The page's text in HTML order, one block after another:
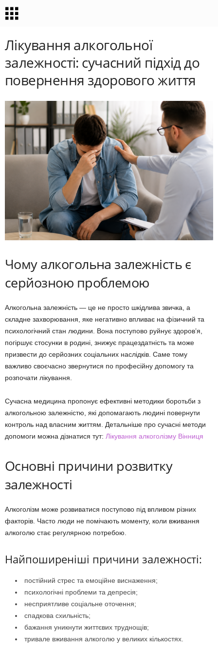
Лікування алкогольної
залежності: сучасний підхід до
повернення здорового життя
Чому алкогольна залежність є
серйозною проблемою
Алкогольна залежність — це не просто шкідлива звичка, а
складне захворювання, яке негативно впливає на фізичний та
психологічний стан людини. Вона поступово руйнує здоров’я,
погіршує стосунки в родині, знижує працездатність та може
призвести до серйозних соціальних наслідків. Саме тому
важливо своєчасно звернутися по професійну допомогу та
розпочати лікування.
Сучасна медицина пропонує ефективні методики боротьби з
алкогольною залежністю, які допомагають людині повернути
контроль над власним життям. Детальніше про сучасні методи
допомоги можна дізнатися тут: Лікування алкоголізму Вінниця
Основні причини розвитку
залежності
Алкоголізм може розвиватися поступово під впливом різних
факторів. Часто люди не помічають моменту, коли вживання
алкоголю стає регулярною потребою.
Найпоширеніші причини залежності:
постійний стрес та емоційне виснаження;
психологічні проблеми та депресія;
несприятливе соціальне оточення;
спадкова схильність;
бажання уникнути життєвих труднощів;
тривале вживання алкоголю у великих кількостях.